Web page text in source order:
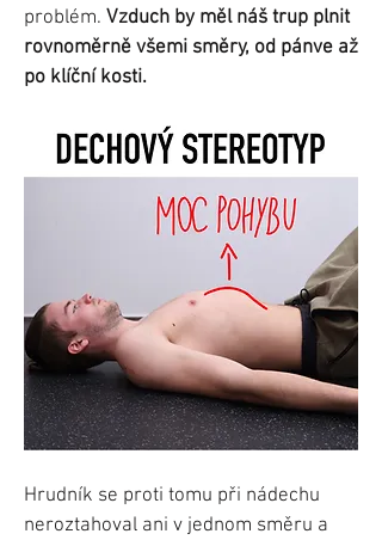
problém. Vzduch by měl náš trup plnit
rovnoměrně všemi směry, od pánve až
po klíční kosti.
Hrudník se proti tomu při nádechu
neroztahoval ani v jednom směru a